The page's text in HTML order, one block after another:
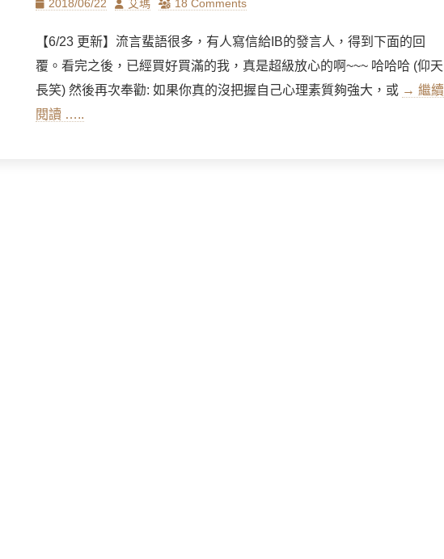
2018/06/22 艾瑪 18 Comments
【6/23 更新】流言蜚語很多，有人寫信給IB的發言人，得到下面的回
覆。看完之後，已經買好買滿的我，真是超級放心的啊~~~ 哈哈哈 (仰天
長笑) 然後再次奉勸: 如果你真的沒把握自己心理素質夠強大，或 → 繼續
閱讀 …..